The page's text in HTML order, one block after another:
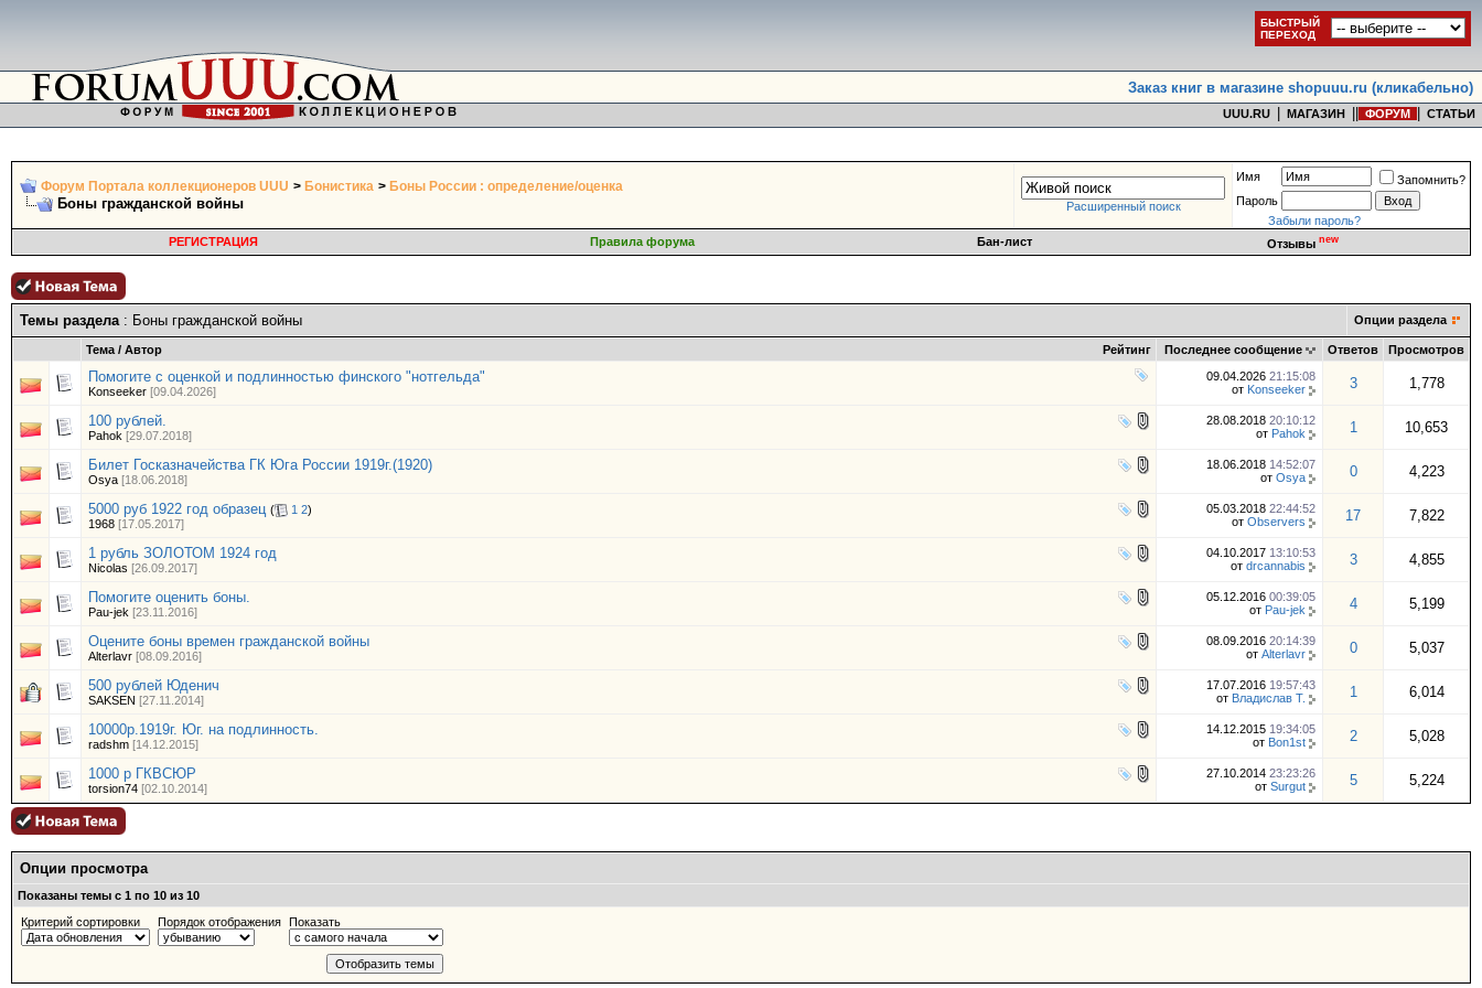
БЫСТРЫЙ
ПЕРЕХОД
Заказ книг в магазине shopuuu.ru (кликабельно)
UUU.RU МАГАЗИН ФОРУМ СТАТЬИ
Форум Портала коллекционеров UUU > Бонистика > Боны России : определение/оценка
Боны гражданской войны Расширенный поиск
Имя
Запомнить?
Пароль
Забыли пароль?
РЕГИСТРАЦИЯ
Правила форума Бан-лист Отзывы new
Темы раздела: Боны гражданской войны Опции раздела
Рейтинг
Тема / Автор Последнее сообщение Ответов Просмотров
Помогите с оценкой и подлинностью финского "нотгельда"
Konseeker [09.04.2026]
09.04.2026 21:15:08
от Konseeker 3 1,778
100 рублей.
Pahok [29.07.2018]
28.08.2018 20:10:12
от Pahok 1 10,653
Билет Госказначейства ГК Юга России 1919г.(1920)
Osya [18.06.2018]
18.06.2018 14:52:07
от Osya 0 4,223
5000 руб 1922 год образец ( 1 2)
1968 [17.05.2017]
05.03.2018 22:44:52
от Observers 17 7,822
1 рубль ЗОЛОТОМ 1924 год
Nicolas [26.09.2017]
04.10.2017 13:10:53
от drcannabis 3 4,855
Помогите оценить боны.
Pau-jek [23.11.2016]
05.12.2016 00:39:05
от Pau-jek 4 5,199
Оцените боны времен гражданской войны
Alterlavr [08.09.2016]
08.09.2016 20:14:39
от Alterlavr 0 5,037
500 рублей Юденич
SAKSEN [27.11.2014]
17.07.2016 19:57:43
от Владислав Т. 1 6,014
10000р.1919г. Юг. на подлинность.
radshm [14.12.2015]
14.12.2015 19:34:05
от Bon1st 2 5,028
1000 р ГКВСЮР
torsion74 [02.10.2014]
27.10.2014 23:23:26
от Surgut 5 5,224
Опции просмотра
Показаны темы с 1 по 10 из 10
Критерий сортировки
Порядок отображения Показать